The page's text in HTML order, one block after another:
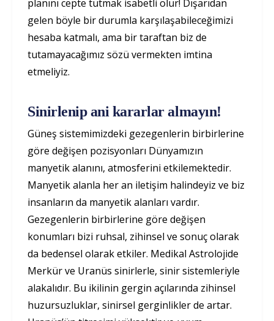
planını cepte tutmak isabetli olur! Dışarıdan
gelen böyle bir durumla karşılaşabileceğimizi
hesaba katmalı, ama bir taraftan biz de
tutamayacağımız sözü vermekten imtina
etmeliyiz.
Sinirlenip ani kararlar almayın!
Güneş sistemimizdeki gezegenlerin birbirlerine
göre değişen pozisyonları Dünyamızın
manyetik alanını, atmosferini etkilemektedir.
Manyetik alanla her an iletişim halindeyiz ve biz
insanların da manyetik alanları vardır.
Gezegenlerin birbirlerine göre değişen
konumları bizi ruhsal, zihinsel ve sonuç olarak
da bedensel olarak etkiler. Medikal Astrolojide
Merkür ve Uranüs sinirlerle, sinir sistemleriyle
alakalıdır. Bu ikilinin gergin açılarında zihinsel
huzursuzluklar, sinirsel gerginlikler de artar.